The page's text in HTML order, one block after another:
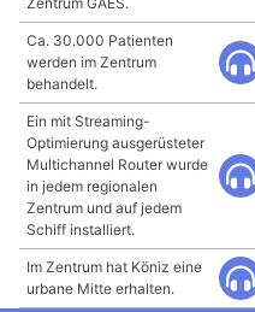
Ca. 30.000 Patienten
werden im Zentrum
behandelt.
Ein mit Streaming-
Optimierung ausgerüsteter
Multichannel Router wurde
in jedem regionalen
Zentrum und auf jedem
Schiff installiert.
Im Zentrum hat Köniz eine
urbane Mitte erhalten.